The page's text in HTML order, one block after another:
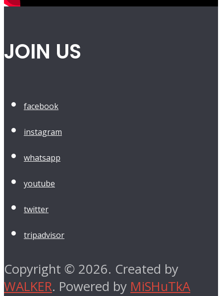
JOIN US
facebook
instagram
whatsapp
youtube
twitter
tripadvisor
Copyright © 2026. Created by
WALKER. Powered by MiSHuTkA